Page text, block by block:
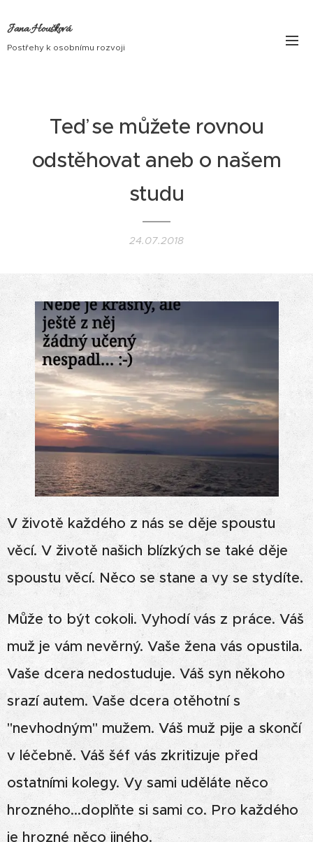
Jana Houšková
Postřehy k osobnímu rozvoji
Teď se můžete rovnou
odstěhovat aneb o našem
studu
24.07.2018
V životě každého z nás se děje spoustu
věcí. V životě našich blízkých se také děje
spoustu věcí. Něco se stane a vy se stydíte.
Může to být cokoli. Vyhodí vás z práce. Váš
muž je vám nevěrný. Vaše žena vás opustila.
Vaše dcera nedostuduje. Váš syn někoho
srazí autem. Vaše dcera otěhotní s
"nevhodným" mužem. Váš muž pije a skončí
v léčebně. Váš šéf vás zkritizuje před
ostatními kolegy. Vy sami uděláte něco
hrozného...doplňte si sami co. Pro každého
je hrozné něco jiného.